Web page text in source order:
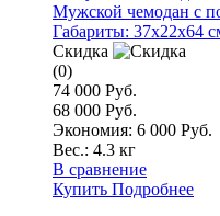
Мужской чемодан с
Габариты: 37x22x64
Скидка
(0)
74 000 Руб.
68 000 Руб.
Экономия: 6 000 Руб.
Вес.: 4.3 кг
В сравнение
Купить Подробнее